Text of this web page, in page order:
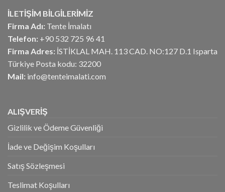
İLETİŞİM BİLGİLERİMİZ
Firma Adı: Tente İmalatı
Telefon: +90 532 725 96 41
Firma Adres: İSTİKLAL MAH. 113 CAD. NO:127 D.1 Isparta
Türkiye Posta kodu: 32200
Mail: info@tenteimalati.com
ALIŞVERİŞ
Gizlilik ve Ödeme Güvenliği
İade ve Değişim Koşulları
Satış Sözleşmesi
Teslimat Koşulları